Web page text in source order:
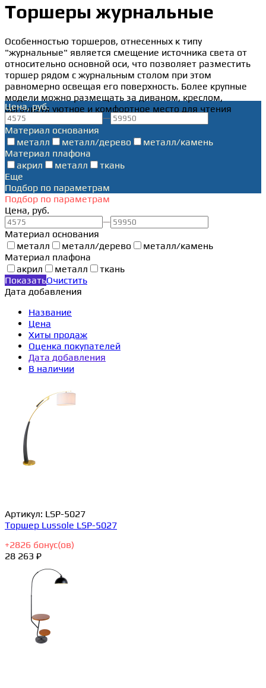
Торшеры журнальные
Особенностью торшеров, отнесенных к типу
"журнальные" является смещение источника света от
относительно основной оси, что позволяет разместить
торшер рядом с журнальным столом при этом
равномерно освещая его поверхность. Более крупные
модели можно размещать за диваном, креслом,
организуя уютное и комфортное место для чтения
Цена, руб.
—
Материал основания
металл
металл/дерево
металл/камень
Материал плафона
акрил
металл
ткань
Еще
Подбор по параметрам
Подбор по параметрам
Цена, руб.
—
Материал основания
металл
металл/дерево
металл/камень
Материал плафона
акрил
металл
ткань
ПоказатьОчистить
Дата добавления
Название
Цена
Хиты продаж
Оценка покупателей
Дата добавления
В наличии
Артикул: LSP-5027
Торшер Lussole LSP-5027
+2826 бонус(ов)
28 263 ₽